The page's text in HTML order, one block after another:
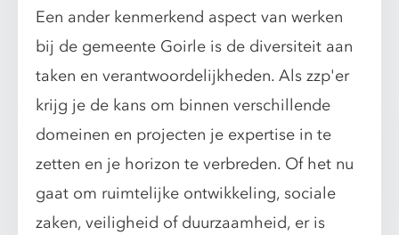
Een ander kenmerkend aspect van werken
bij de gemeente Goirle is de diversiteit aan
taken en verantwoordelijkheden. Als zzp'er
krijg je de kans om binnen verschillende
domeinen en projecten je expertise in te
zetten en je horizon te verbreden. Of het nu
gaat om ruimtelijke ontwikkeling, sociale
zaken, veiligheid of duurzaamheid, er is